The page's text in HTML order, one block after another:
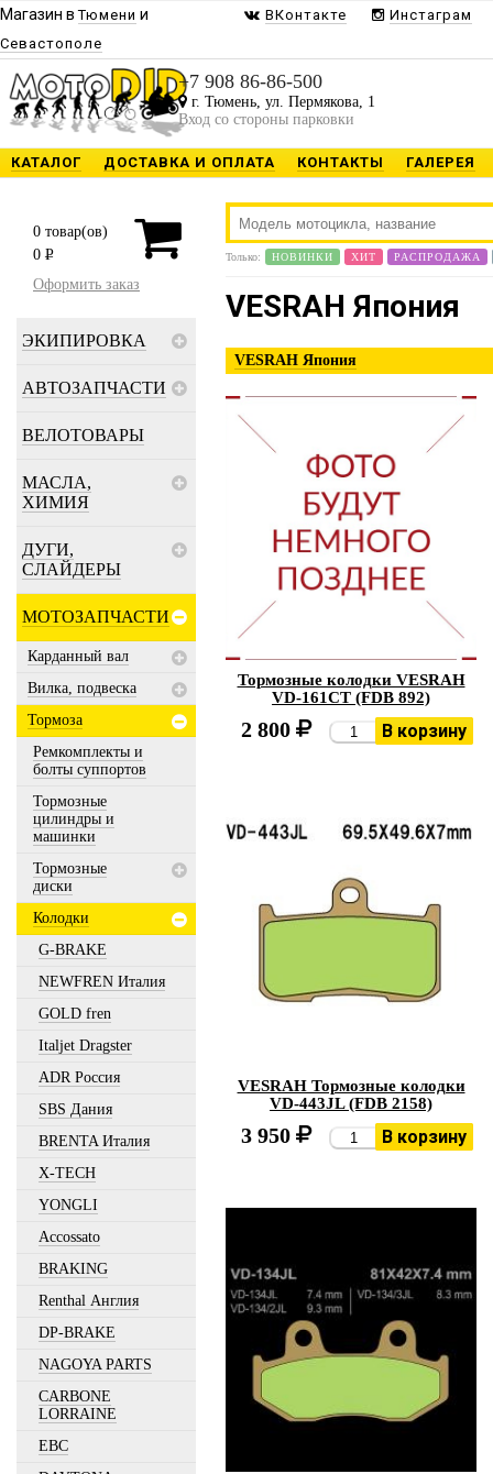
Магазин вТюмени и
Севастополе
ВКонтакте Инстаграм
+7 908 86-86-500
г. Тюмень, ул. Пермякова, 1
Вход со стороны парковки
КАТАЛОГ ДОСТАВКА И ОПЛАТА КОНТАКТЫ ГАЛЕРЕЯ
0 товар(ов)
0 P
Оформить заказ
ЭКИПИРОВКА
АВТОЗАПЧАСТИ
ВЕЛОТОВАРЫ
МАСЛА,
ХИМИЯ
ДУГИ,
СЛАЙДЕРЫ
МОТОЗАПЧАСТИ
Карданный вал
Вилка, подвеска
Тормоза
Ремкомплекты и
болты суппортов
Тормозные
цилиндры и
машинки
Тормозные
диски
Колодки
G-BRAKE
NEWFREN Италия
GOLD fren
Italjet Dragster
ADR Россия
SBS Дания
BRENTA Италия
X-TECH
YONGLI
Accossato
BRAKING
Renthal Англия
DP-BRAKE
NAGOYA PARTS
CARBONE
LORRAINE
EBC
Только: НОВИНКИ ХИТ РАСПРОДАЖА
VESRAH Япония
VESRAH Япония
Тормозные колодки VESRAH
VD-161CT (FDB 892)
2 800 В корзину
VESRAH Тормозные колодки
VD-443JL (FDB 2158)
3 950 В корзину